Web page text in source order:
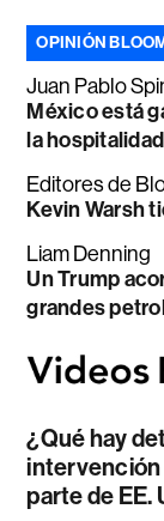
OPINIÓN
Juan Pablo
México está
la hospitalidad
Editores de
Kevin Warsh
Liam Denning
Un Trump
grandes
¿Qué hay
intervención
parte de EE.